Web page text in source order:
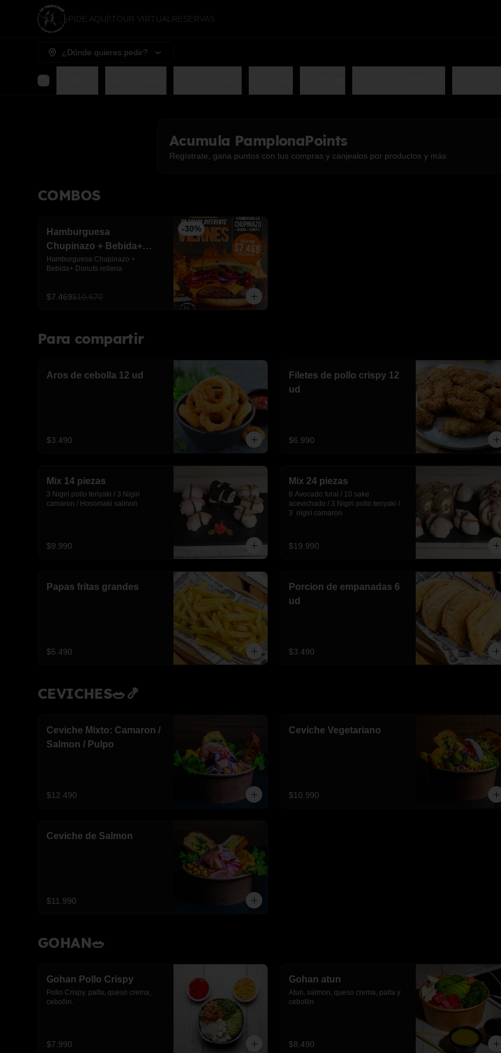
¡PIDE AQUÍ! TOUR VIRTUAL RESERVAS
¿Dónde quieres pedir?
Acumula PamplonaPoints
Regístrate, gana puntos con tus compras y canjealos por productos y más
COMBOS
-30%
Hamburguesa
Chupinazo + Bebida+
Donuts rellena
Hamburguesa Chupinazo +
Bebida+ Donuts rellena
$7.469$10.670
Para compartir
Aros de cebolla 12 ud
$3.490
Filetes de pollo crispy 12
ud
$6.990
Mix 14 piezas
3 Nigiri pollo teriyaki / 3 Nigiri
camaron / Hosomaki salmon
$9.990
Mix 24 piezas
8 Avocado furai / 10 sake
acevichado / 3 Nigiri pollo teriyaki /
3  nigiri camaron
$19.990
Papas fritas grandes
$5.490
Porcion de empanadas 6
ud
$3.490
CEVICHES🥗🍤
Ceviche Mixto: Camaron /
Salmon / Pulpo
$12.490
Ceviche Vegetariano
$10.990
Ceviche de Salmon
$11.990
GOHAN🥗
Gohan Pollo Crispy
Pollo Crispy, palta, queso crema,
cebollin.
$7.990
Gohan atun
Atun, salmon, queso crema, palta y
cebollin
$8.490